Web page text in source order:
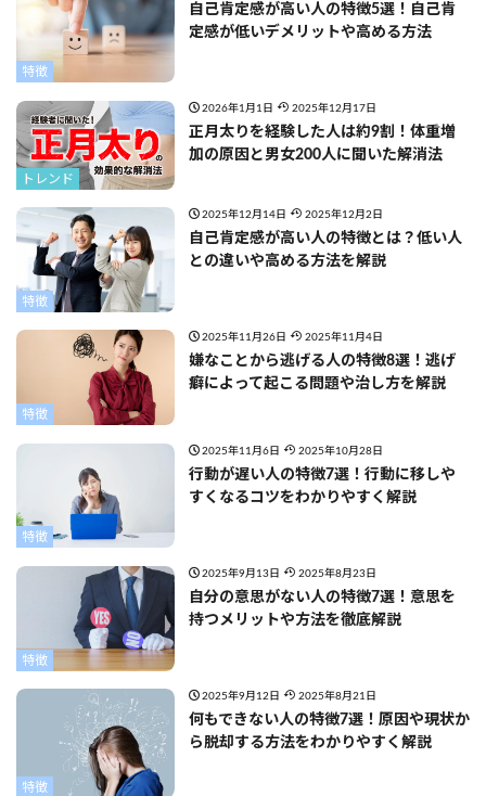
特徴
自己肯定感が高い人の特徴5選！自己肯
定感が低いデメリットや高める方法
トレンド
2026年1月1日 2025年12月17日
正月太りを経験した人は約9割！体重増
加の原因と男女200人に聞いた解消法
特徴
2025年12月14日 2025年12月2日
自己肯定感が高い人の特徴とは？低い人
との違いや高める方法を解説
特徴
2025年11月26日 2025年11月4日
嫌なことから逃げる人の特徴8選！逃げ
癖によって起こる問題や治し方を解説
特徴
2025年11月6日 2025年10月28日
行動が遅い人の特徴7選！行動に移しや
すくなるコツをわかりやすく解説
特徴
2025年9月13日 2025年8月23日
自分の意思がない人の特徴7選！意思を
持つメリットや方法を徹底解説
特徴
2025年9月12日 2025年8月21日
何もできない人の特徴7選！原因や現状か
ら脱却する方法をわかりやすく解説